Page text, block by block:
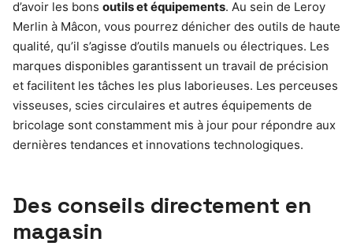
d’avoir les bons outils et équipements. Au sein de Leroy
Merlin à Mâcon, vous pourrez dénicher des outils de haute
qualité, qu’il s’agisse d’outils manuels ou électriques. Les
marques disponibles garantissent un travail de précision
et facilitent les tâches les plus laborieuses. Les perceuses
visseuses, scies circulaires et autres équipements de
bricolage sont constamment mis à jour pour répondre aux
dernières tendances et innovations technologiques.
Des conseils directement en
magasin